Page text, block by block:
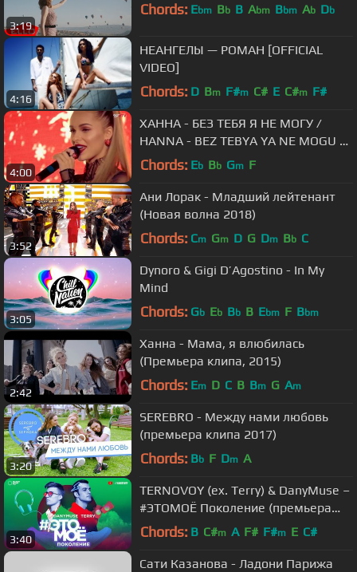
3:19
Chords: Ebm Bb B Abm Bbm Ab Db
4:16
НЕАНГЕЛЫ — РОМАН [OFFICIAL
VIDEO]
Chords: D Bm F#m C# E C#m F#
4:00
ХАННА - БЕЗ ТЕБЯ Я НЕ МОГУ /
HANNA - BEZ TEBYA YA NE MOGU /
NEW YEAR 2017 / EUROPA PLUS TV
Chords: Eb Bb Gm F
3:52
Ани Лорак - Младший лейтенант
(Новая волна 2018)
Chords: Cm Gm D G Dm Bb C
3:05
Dynoro & Gigi D’Agostino - In My
Mind
Chords: Gb Eb Bb B Ebm F Bbm
2:42
Ханна - Мама, я влюбилась
(Премьера клипа, 2015)
Chords: Em D C B Bm G Am
3:20
SEREBRO - Между нами любовь
(премьера клипа 2017)
Chords: Bb F Dm A
3:40
TERNOVOY (ex. Terry) & DanyMuse –
#ЭТОМОЁ Поколение (премьера
клипа, 2018)
Chords: B C#m A F# F#m E C#
Сати Казанова - Ладони Парижа